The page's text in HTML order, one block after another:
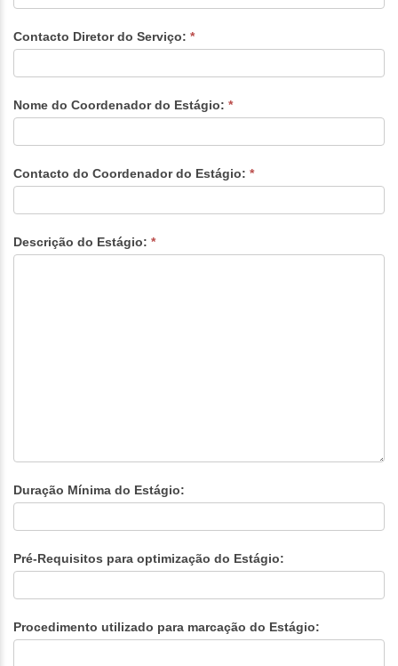
Contacto Diretor do Serviço: *
Nome do Coordenador do Estágio: *
Contacto do Coordenador do Estágio: *
Descrição do Estágio: *
Duração Mínima do Estágio:
Pré-Requisitos para optimização do Estágio:
Procedimento utilizado para marcação do Estágio: